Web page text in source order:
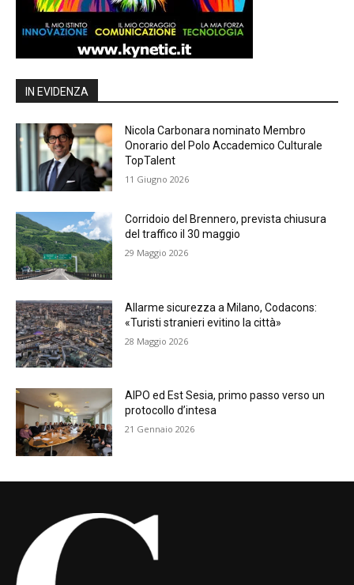
IN EVIDENZA
Nicola Carbonara nominato Membro
Onorario del Polo Accademico Culturale
TopTalent
11 Giugno 2026
Corridoio del Brennero, prevista chiusura
del traffico il 30 maggio
29 Maggio 2026
Allarme sicurezza a Milano, Codacons:
«Turisti stranieri evitino la città»
28 Maggio 2026
AIPO ed Est Sesia, primo passo verso un
protocollo d’intesa
21 Gennaio 2026